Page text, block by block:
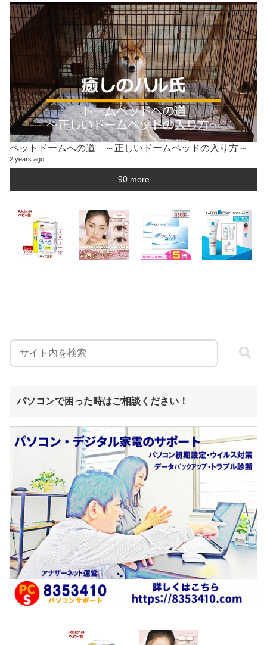
ペットドームへの道 ～正しいドームベッドの入り方～
2 years ago
90 more
パソコンで困った時はご相談ください！